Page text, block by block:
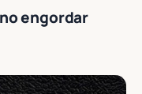
engordar